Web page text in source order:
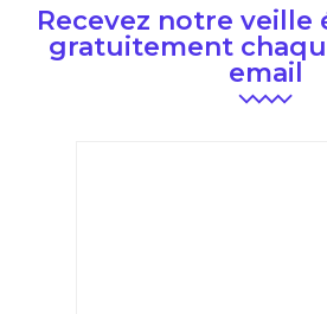
Recevez notre veille
gratuitement
email